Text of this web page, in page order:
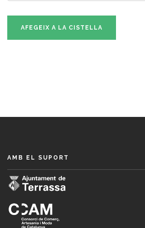
AFEGEIX A LA CISTELLA
AMB EL SUPORT